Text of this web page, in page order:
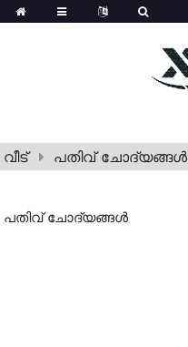
വീട് പതിവ് ചോദ്യങ്ങൾ
പതിവ് ചോദ്യങ്ങൾ